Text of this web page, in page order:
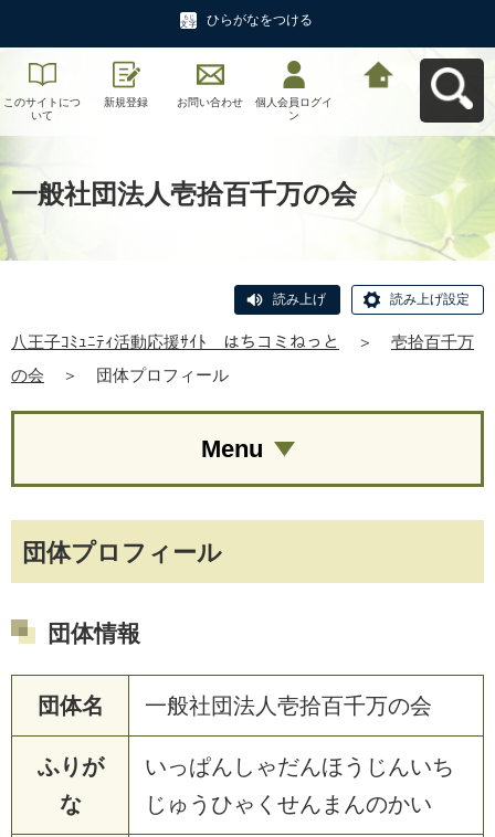
ひらがなをつける
このサイトにつ
いて
新規登録 お問い合わせ
個人会員ログイ
ン
一般社団法人壱拾百千万の会
読み上げ 読み上げ設定
八王子ｺﾐｭﾆﾃｨ活動応援ｻｲﾄ はちコミねっと ＞
壱拾百千万
の会
＞ 団体プロフィール
団体プロフィール
団体情報
団体名 一般社団法人壱拾百千万の会
ふりが
な
いっぱんしゃだんほうじんいち
じゅうひゃくせんまんのかい
Menu